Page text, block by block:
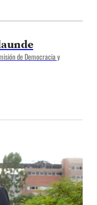
de Democracia y